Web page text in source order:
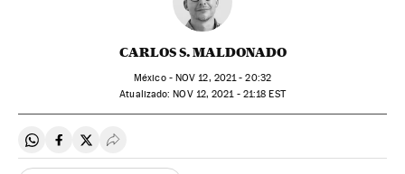
CARLOS S. MALDONADO
México - NOV 12, 2021 - 20:32
atualizado: NOV12, 2021 - 21:18 EST
Compartir en Whatsapp
Compartir en Facebook
Compartir en Twitter
Desplegar Redes Sociales